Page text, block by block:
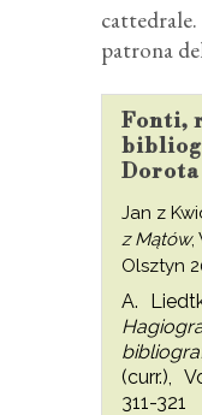
cattedrale.
patrona
Fonti,
Dorota
Jan z
z Mątów,
Olsztyn
A.
(curr.),
311-321